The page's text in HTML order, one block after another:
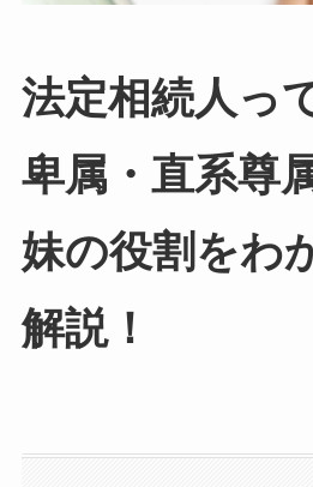
法定相続人っ
卑属・直系尊
妹の役割をわ
解説！